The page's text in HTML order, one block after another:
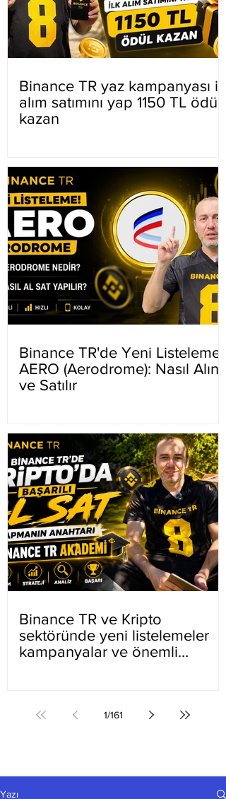
Binance TR yaz kampanyası ilk
alım satımını yap 1150 TL ödül
kazan
Binance TR'de Yeni Listeleme
AERO (Aerodrome): Nasıl Alınır
ve Satılır
Binance TR ve Kripto
sektöründe yeni listelemeler
kampanyalar ve önemli
1/161
Yazı